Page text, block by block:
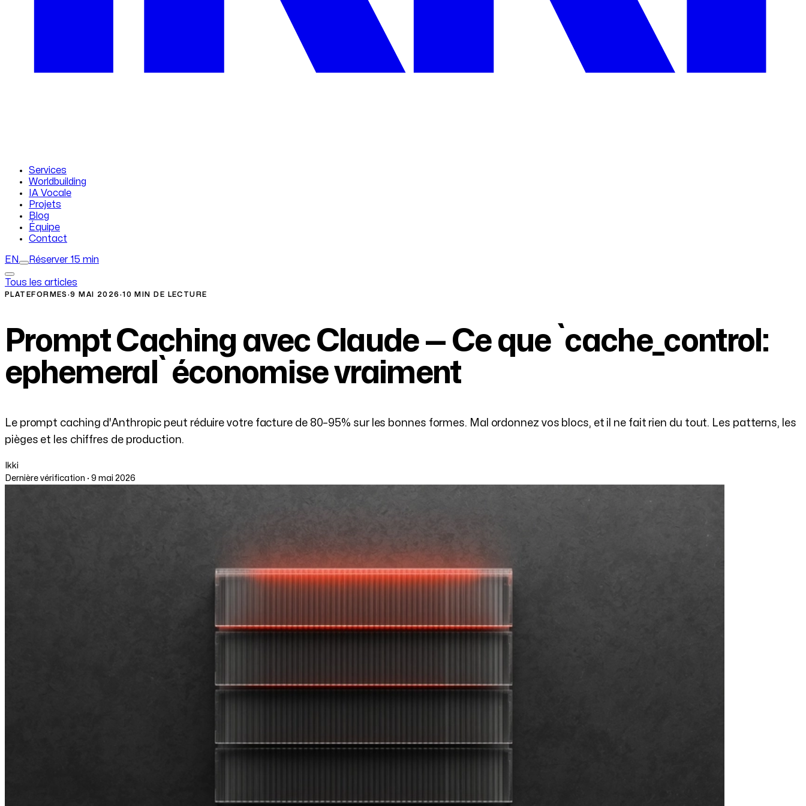
Services
Worldbuilding
IA Vocale
Projets
Blog
Équipe
Contact
EN Réserver 15 min
Tous les articles
PLATEFORMES·9 MAI 2026 ·10 MIN DE LECTURE
Prompt Caching avec Claude — Ce que `cache_control:
ephemeral` économise vraiment
Le prompt caching d'Anthropic peut réduire votre facture de 80–95% sur les bonnes formes. Mal ordonnez vos blocs, et il ne fait rien du tout. Les patterns, les
pièges et les chiffres de production.
Ikki
Dernière vérification · 9 mai 2026